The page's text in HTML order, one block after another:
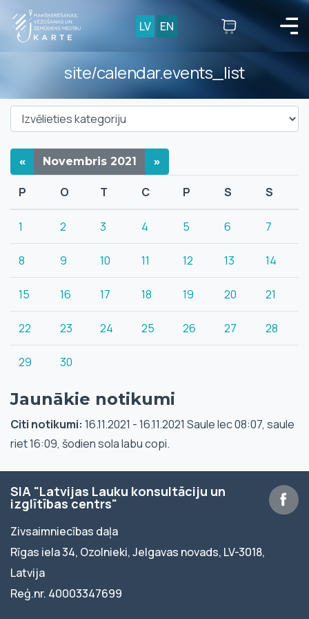
LV EN
site/calendar.events_list
« Novembris 2021 »
P O T C P S S
1 2 3 4 5 6 7
8 9 10 11 12 13 14
15 16 17 18 19 20 21
22 23 24 25 26 27 28
29 30
Jaunākie notikumi
Citi notikumi: 16.11.2021 - 16.11.2021 Saule lec 08:07, saule
riet 16:09, šodien sola labu copi.
SIA "Latvijas Lauku konsultāciju un
izglītības centrs"
Zivsaimniecības daļa
Rīgas iela 34, Ozolnieki, Jelgavas novads, LV-3018,
Latvija
Reģ.nr. 40003347699